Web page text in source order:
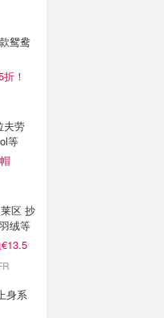
鸳鸯
！
夫劳
等
区 抄
绒等
身系